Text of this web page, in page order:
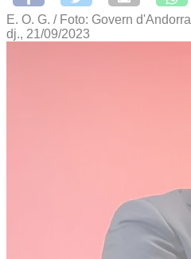
E. O. G. / Foto: Govern d'Andorra
dj., 21/09/2023